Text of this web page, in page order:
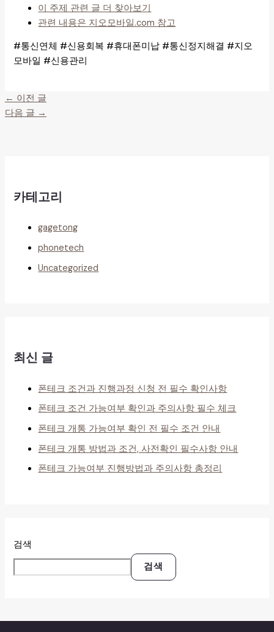
이 주제 관련 글 더 찾아보기
관련 내용은 지오모바일.com 참고
#통신연체 #신용회복 #휴대폰미납 #통신정지해결 #지오
모바일 #신용관리
← 이전 글
다음 글 →
카테고리
gagetong
phonetech
Uncategorized
최신 글
폰테크 조건과 진행과정 신청 전 필수 확인사항
폰테크 조건 가능여부 확인과 주의사항 필수 체크
폰테크 개통 가능여부 확인 전 필수 조건 안내
폰테크 개통 방법과 조건, 사전확인 필수사항 안내
폰테크 가능여부 진행방법과 주의사항 총정리
검색
검색